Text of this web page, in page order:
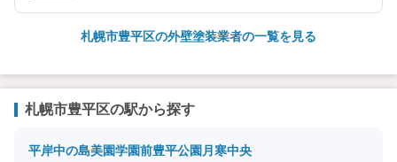
札幌市豊平区の外壁塗装業者の一覧を見る
札幌市豊平区の駅から探す
平岸中の島美園学園前豊平公園 月寒中央